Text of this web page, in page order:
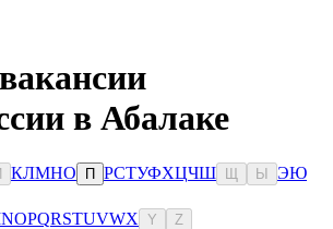
в Абалаке
КЛМНО П РСТУФХЦЧШ Ы ЭЮ
NOPQRSTUVWX Y Z